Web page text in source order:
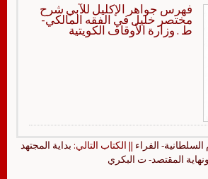
فهرس جواهر الإكليل للآبي شرح
مختصر خليل في الفقه المالكي-
ط . وزارة الأوقاف الكويتية
السلطانية- الفراء || الكتاب التالي: بداية المجتهد
ونهاية المقتصد- ت البكري